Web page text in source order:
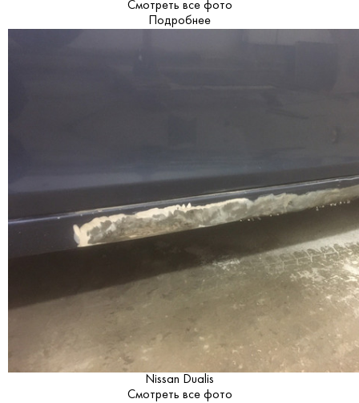
Смотреть все фото
Подробнее
Nissan Dualis
Смотреть все фото